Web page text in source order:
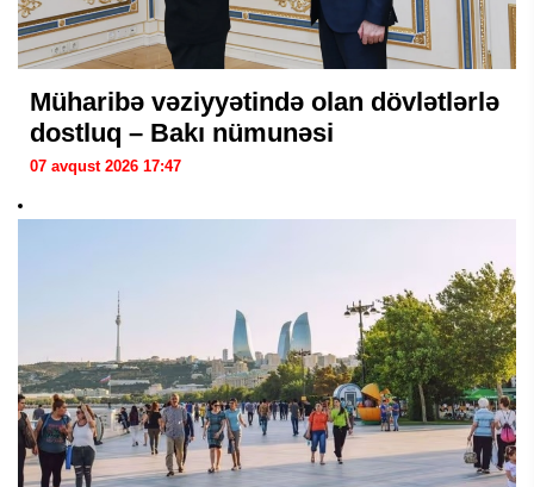
Müharibə vəziyyətində olan dövlətlərlə
dostluq – Bakı nümunəsi
07 avqust 2026 17:47